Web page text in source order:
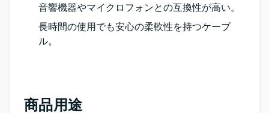
音響機器やマイクロフォンとの互換性が高い。
長時間の使用でも安心の柔軟性を持つケーブ
ル。
商品用途